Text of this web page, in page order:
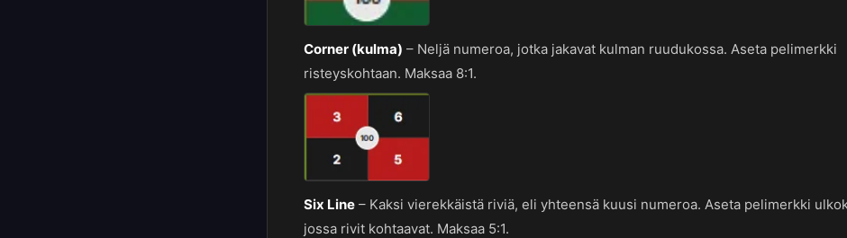
Corner (kulma) – Neljä numeroa, jotka jakavat kulman ruudukossa. Aseta pelimerkki
risteyskohtaan. Maksaa 8:1.
Six Line – Kaksi vierekkäistä riviä, eli yhteensä kuusi numeroa. Aseta pelimerkki
jossa rivit kohtaavat. Maksaa 5:1.